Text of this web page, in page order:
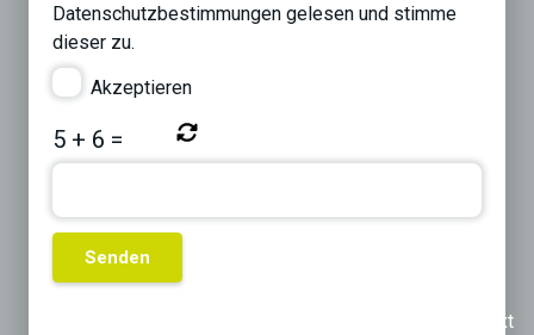
Datenschutzbestimmungen gelesen und stimme
dieser zu.
Akzeptieren
5 + 6 =
Next